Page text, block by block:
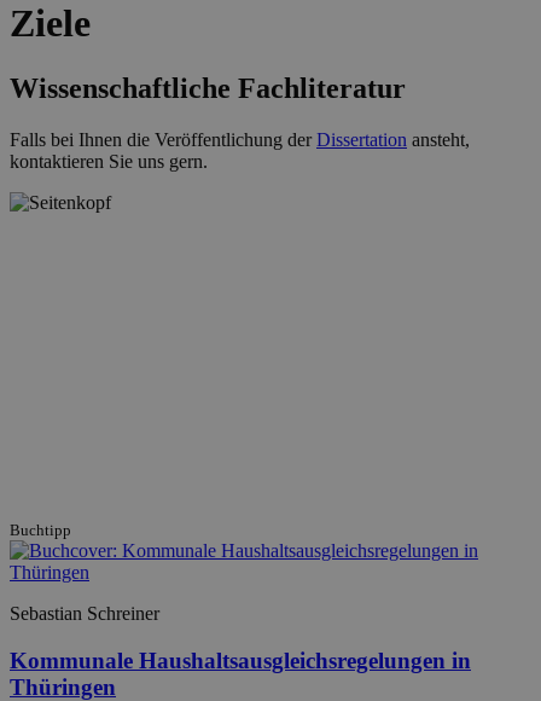
Ziele
Wissenschaftliche Fachliteratur
Falls bei Ihnen die Veröffentlichung derDissertation ansteht,
kontaktieren Sie uns gern.
Buchtipp
Sebastian Schreiner
Kommunale Haushaltsausgleichsregelungen in
Thüringen